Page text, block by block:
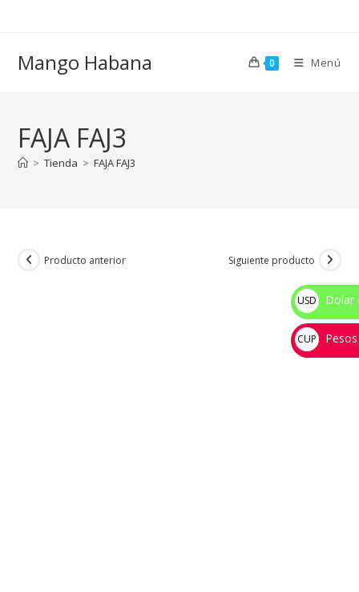
Mango Habana 0 Menú
FAJA FAJ3
> Tienda > FAJA FAJ3
Producto anterior Siguiente producto
USD
$
Dolar
CUP
💰
Pesos